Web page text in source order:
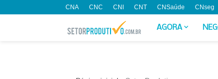
CNA CNC CNI CNT CNSaúde CNseg
AGORA